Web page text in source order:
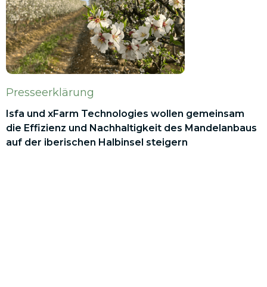
Presseerklärung
Isfa und xFarm Technologies wollen gemeinsam
die Effizienz und Nachhaltigkeit des Mandelanbaus
auf der iberischen Halbinsel steigern